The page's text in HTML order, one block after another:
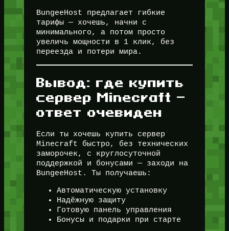
BungeeHost предлагает гибкие
тарифы — хочешь, начни с
минимального, а потом просто
увеличь мощности в 1 клик, без
переезда и потери мира.
Вывод: где купить
сервер Minecraft —
ответ очевиден
Если ты хочешь купить сервер
Minecraft быстро, без технических
заморочек, с круглосуточной
поддержкой и бонусами — заходи на
BungeeHost. Ты получаешь:
Автоматическую установку
Надёжную защиту
Готовую панель управления
Бонусы и подарки при старте